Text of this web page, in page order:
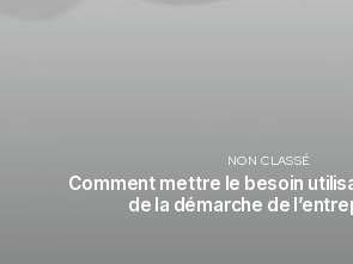
NON CLASSÉ
Comment mettre le besoin
de la démarche de